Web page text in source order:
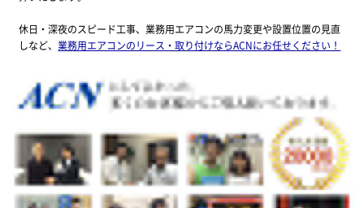
休日・深夜のスピード工事、業務用エアコンの馬力変更や設置位置の見直
しなど、業務用エアコンのリース・取り付けならACNにお任せください！